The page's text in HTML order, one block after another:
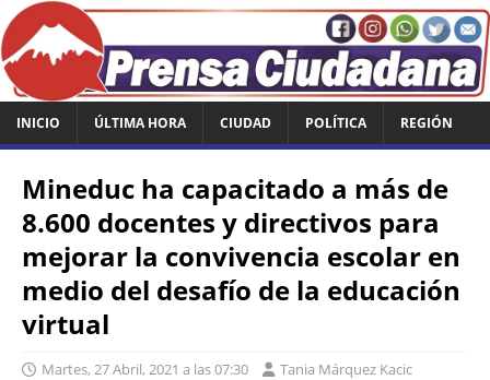
INICIO ÚLTIMA HORA CIUDAD POLÍTICA REGIÓN
Mineduc ha capacitado a más de
8.600 docentes y directivos para
mejorar la convivencia escolar en
medio del desafío de la educación
virtual
Martes, 27 Abril, 2021 a las 07:30 Tania Márquez Kacic